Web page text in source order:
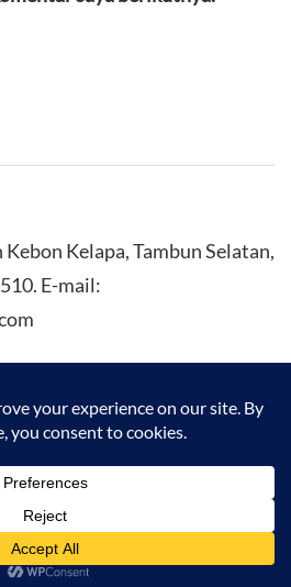
Kelapa, Tambun Selatan,
E-mail:
Copyright (C) 2026